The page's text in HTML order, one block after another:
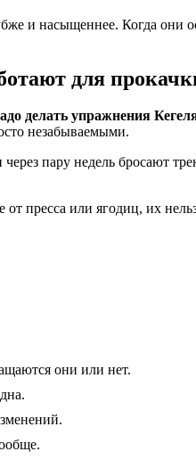
и насыщеннее. Когда они
для
делать упражнения
незабываемыми.
пару недель бросают
или ягодиц, их
они или нет.